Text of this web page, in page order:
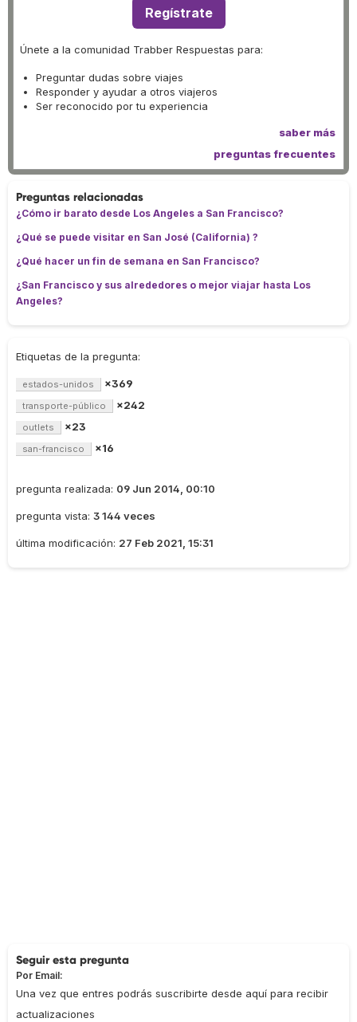
Regístrate
Únete a la comunidad Trabber Respuestas para:
Preguntar dudas sobre viajes
Responder y ayudar a otros viajeros
Ser reconocido por tu experiencia
saber más
preguntas frecuentes
Preguntas relacionadas
¿Cómo ir barato desde Los Angeles a San Francisco?
¿Qué se puede visitar en San José (California) ?
¿Qué hacer un fin de semana en San Francisco?
¿San Francisco y sus alrededores o mejor viajar hasta Los
Angeles?
Etiquetas de la pregunta:
estados-unidos ×369
transporte-público ×242
outlets ×23
san-francisco ×16
pregunta realizada: 09 Jun 2014, 00:10
pregunta vista: 3 144 veces
última modificación: 27 Feb 2021, 15:31
Seguir esta pregunta
Por Email:
Una vez que entres podrás suscribirte desde aquí para recibir
actualizaciones